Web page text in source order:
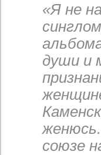
«Я не
души и
союзе